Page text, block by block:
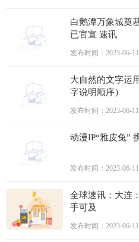
白鹅潭万象城奠
已官宣 速讯
发布时间：2023-06-11
大自然的文字运
字说明顺序）
发布时间：2023-06-11
动漫IP“雅皮兔”
发布时间：2023-06-11
全球速讯：大连
手可及
发布时间：2023-06-11